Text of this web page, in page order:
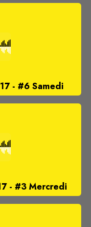
- #6 Samedi
- #3 Mercredi